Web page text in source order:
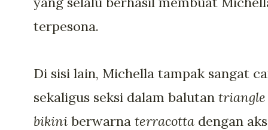
terpesona.
Di sisi lain, Michella tampak sangat
sekaligus seksi dalam balutan triangle
bikini berwarna terracotta dengan